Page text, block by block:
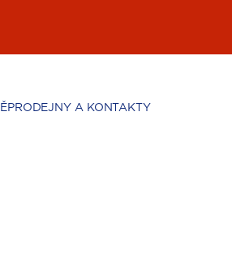
PRODEJNY A KONTAKTY